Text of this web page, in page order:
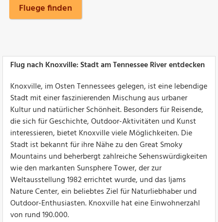
Fluege finden
Flug nach Knoxville: Stadt am Tennessee River entdecken
Knoxville, im Osten Tennessees gelegen, ist eine lebendige
Stadt mit einer faszinierenden Mischung aus urbaner
Kultur und natürlicher Schönheit. Besonders für Reisende,
die sich für Geschichte, Outdoor-Aktivitäten und Kunst
interessieren, bietet Knoxville viele Möglichkeiten. Die
Stadt ist bekannt für ihre Nähe zu den Great Smoky
Mountains und beherbergt zahlreiche Sehenswürdigkeiten
wie den markanten Sunsphere Tower, der zur
Weltausstellung 1982 errichtet wurde, und das Ijams
Nature Center, ein beliebtes Ziel für Naturliebhaber und
Outdoor-Enthusiasten. Knoxville hat eine Einwohnerzahl
von rund 190.000.